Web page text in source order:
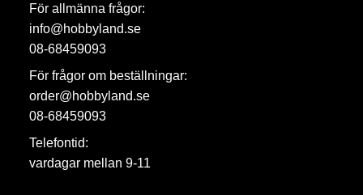
För allmänna frågor:
info@hobbyland.se
08-68459093
För frågor om beställningar:
order@hobbyland.se
08-68459093
Telefontid:
vardagar mellan 9-11